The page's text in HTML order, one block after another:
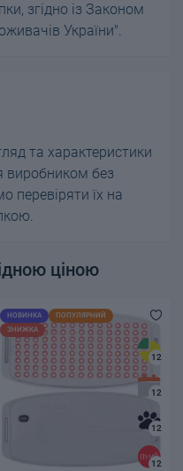
згідно із Законом
України".
та характеристики
виробником без
перевіряти їх на
ціною
НОВИНКА
ПОПУЛЯРНИЙ
ЗНИЖКА
12
12
12
12